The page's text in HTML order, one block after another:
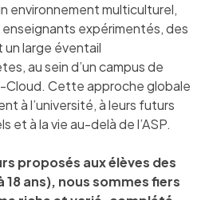
environnement multiculturel,
expérimentés, des
large éventail
au sein d’un campus de
Cloud. Cette approche globale
à l’université, à leurs futurs
et à la vie au-delà de l’ASP.
proposés aux élèves des
18 ans), nous sommes fiers